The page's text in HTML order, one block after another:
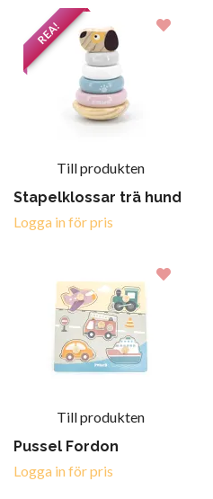
REA!
Till produkten
Stapelklossar trä hund
Logga in för pris
Till produkten
Pussel Fordon
Logga in för pris